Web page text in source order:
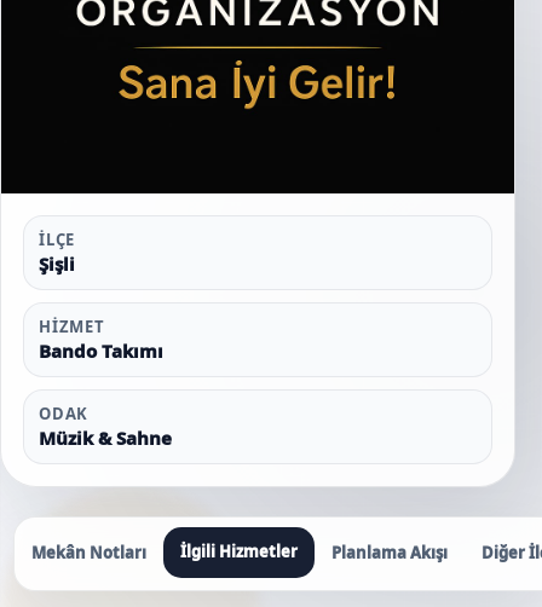
İLÇE
Şişli
HIZMET
Bando Takımı
ODAK
Müzik & Sahne
Mekân Notları İlgili Hizmetler Planlama Akışı Diğer